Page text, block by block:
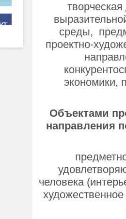
среды,
проектно-
экономики,
Объектами
направления
человека